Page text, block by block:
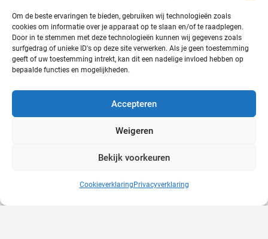
Om de beste ervaringen te bieden, gebruiken wij technologieën zoals
cookies om informatie over je apparaat op te slaan en/of te raadplegen.
Door in te stemmen met deze technologieën kunnen wij gegevens zoals
surfgedrag of unieke ID's op deze site verwerken. Als je geen toestemming
geeft of uw toestemming intrekt, kan dit een nadelige invloed hebben op
bepaalde functies en mogelijkheden.
Accepteren
Weigeren
Bekijk voorkeuren
Cookieverklaring Privacyverklaring
Arbo Gezondheidscentrum op de Pride!